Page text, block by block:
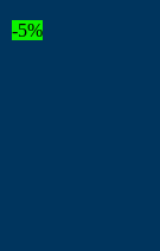
-5%